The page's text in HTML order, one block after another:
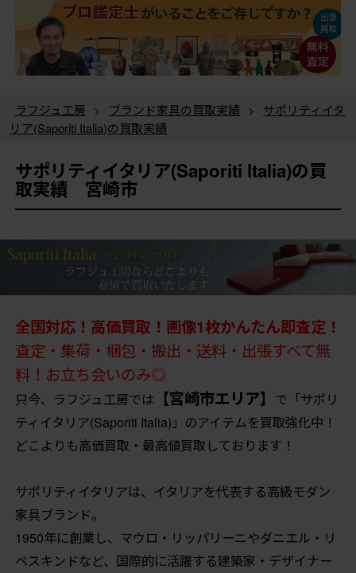
ラフジュ工房 > ブランド家具の買取実績 >
サポリティイタ
リア(Saporiti Italia)の買取実績
サポリティイタリア(Saporiti Italia)の買
取実績 宮崎市
全国対応！高価買取！画像1枚かんたん即査定！
査定・集荷・梱包・搬出・送料・出張すべて無
料！お立ち会いのみ◎
只今、ラフジュ工房では 【宮崎市エリア】 で「サポリ
ティイタリア(Saporiti Italia)」のアイテムを買取強化中！
どこよりも高価買取・最高値買取しております！
サポリティイタリアは、イタリアを代表する高級モダン
家具ブランド。
1950年に創業し、マウロ・リッパリーニやダニエル・リ
ベスキンドなど、国際的に活躍する建築家・デザイナー